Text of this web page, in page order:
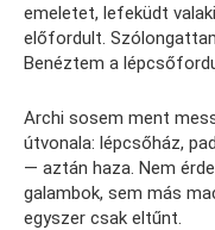
emeletet, lefeküdt
előfordult.
Benéztem a
Archi sosem ment
útvonala: lépcsőház,
— aztán haza. Nem
galambok, sem más
egyszer csak eltűnt.